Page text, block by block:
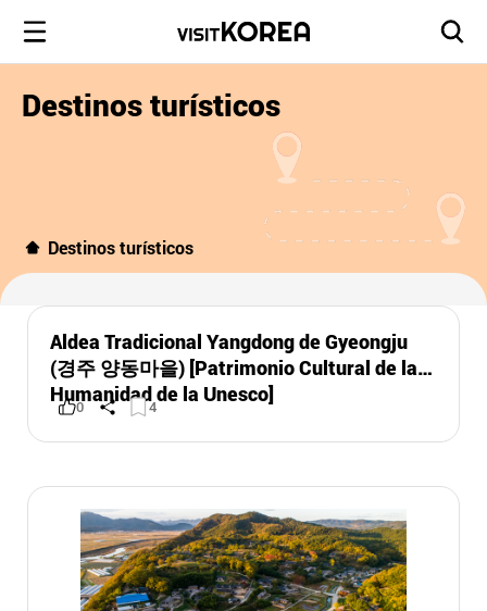
Destinos turísticos
Destinos turísticos
Aldea Tradicional Yangdong de Gyeongju
(경주 양동마을) [Patrimonio Cultural de la
Humanidad de la Unesco]
0 4